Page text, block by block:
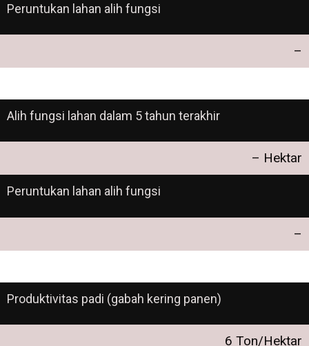
Peruntukan lahan alih fungsi
–
Alih fungsi lahan dalam 5 tahun terakhir
– Hektar
Peruntukan lahan alih fungsi
–
Produktivitas padi (gabah kering panen)
6 Ton/Hektar